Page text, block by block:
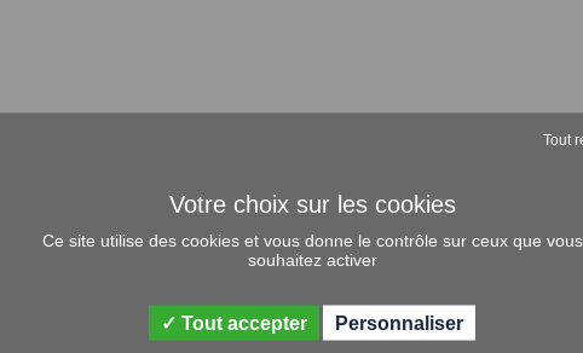
Ce site utilise des cookies et vous donne le contrôle sur ceux que vous
souhaitez activer
Tout accepter
Tout
Personnaliser